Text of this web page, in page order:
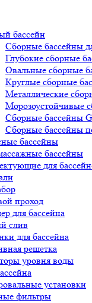
бассейн
Сборные бассейны
Глубокие сборные
Овальные сборные
Круглые сборные
Металлические
Морозоустойчивые
Сборные бассейны
Сборные бассейны
бассейны
бассейны
для
проход
для бассейна
слив
для бассейна
решетка
уровня воды
установки
фильтры